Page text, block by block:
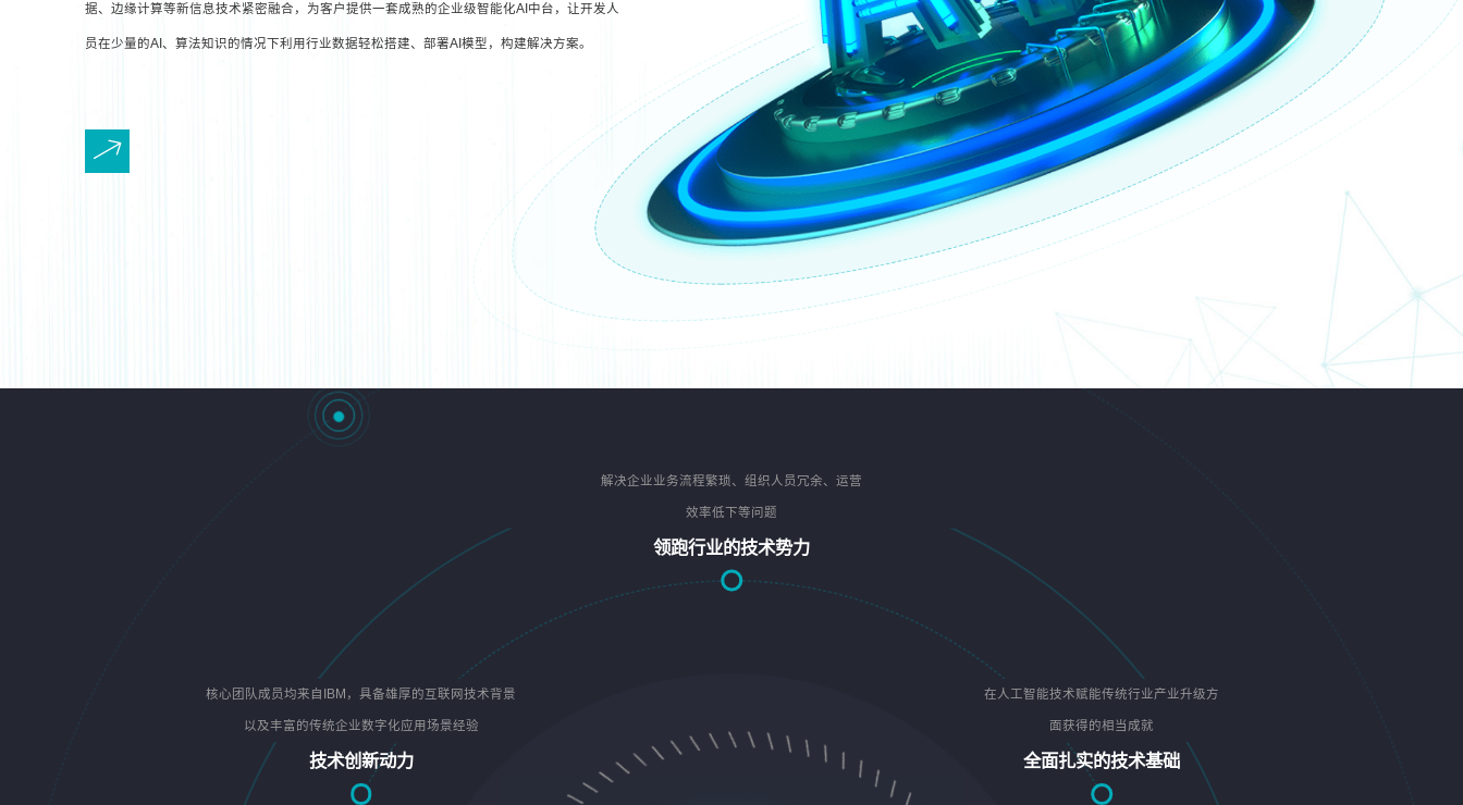
据、边缘计算等新信息技术紧密融合，为客户提供一套成熟的企业级智能化AI中台，让开发人
员在少量的AI、算法知识的情况下利用行业数据轻松搭建、部署AI模型，构建解决方案。
核心团队成员均来自IBM，具备雄厚的互联网技术背景
以及丰富的传统企业数字化应用场景经验
技术创新动力
解决企业业务流程繁琐、组织人员冗余、运营
效率低下等问题
领跑行业的技术势力
在人工智能技术赋能传统行业产业升级方
面获得的相当成就
全面扎实的技术基础